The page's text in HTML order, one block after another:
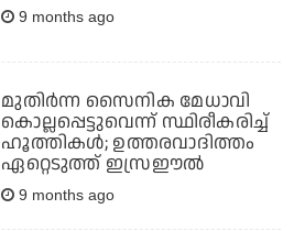
9 months ago
മുതിര്‍ന്ന സൈനിക മേധാവി
കൊല്ലപ്പെട്ടുവെന്ന് സ്ഥിരീകരിച്ച്
ഹൂത്തികള്‍; ഉത്തരവാദിത്തം
ഏറ്റെടുത്ത് ഇസ്രഈല്‍
9 months ago